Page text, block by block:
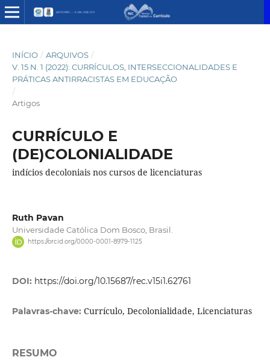
INÍCIO / ARQUIVOS /
V. 15 N. 1 (2022): CURRÍCULOS, INTERSECCIONALIDADES E
PRÁTICAS ANTIRRACISTAS EM EDUCAÇÃO
/
Artigos
CURRÍCULO E
(DE)COLONIALIDADE
indícios decoloniais nos cursos de licenciaturas
Ruth Pavan
Universidade Católica Dom Bosco, Brasil.
https://orcid.org/0000-0001-8979-1125
DOI: https://doi.org/10.15687/rec.v15i1.62761
Palavras-chave: Currículo, Decolonialidade, Licenciaturas
RESUMO